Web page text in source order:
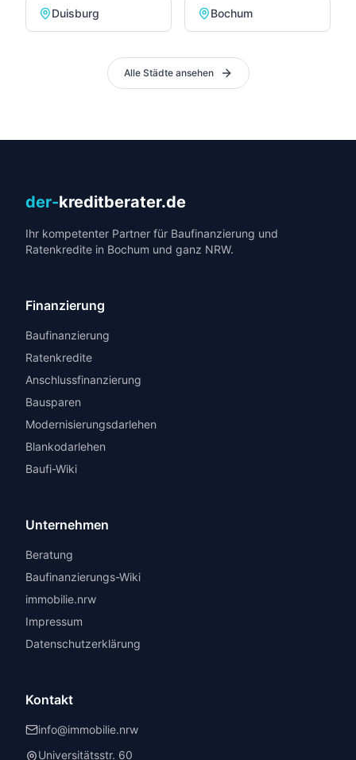
Duisburg Bochum
Alle Städte ansehen
der-kreditberater.de
Ihr kompetenter Partner für Baufinanzierung und
Ratenkredite in Bochum und ganz NRW.
Finanzierung
Baufinanzierung
Ratenkredite
Anschlussfinanzierung
Bausparen
Modernisierungsdarlehen
Blankodarlehen
Baufi-Wiki
Unternehmen
Beratung
Baufinanzierungs-Wiki
immobilie.nrw
Impressum
Datenschutzerklärung
Kontakt
info@immobilie.nrw
Universitätsstr. 60